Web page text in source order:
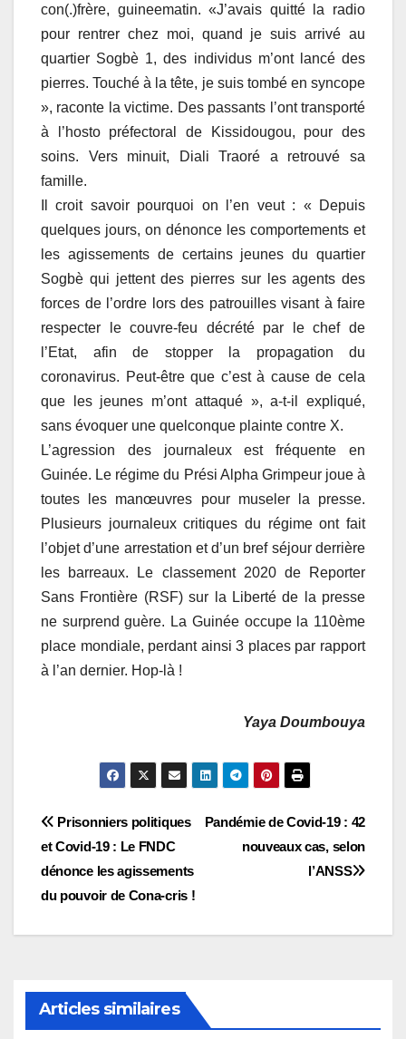
con(.)frère, guineematin. «J’avais quitté la radio
pour rentrer chez moi, quand je suis arrivé au
quartier Sogbè 1, des individus m’ont lancé des
pierres. Touché à la tête, je suis tombé en syncope
», raconte la victime. Des passants l’ont transporté
à l’hosto préfectoral de Kissidougou, pour des
soins. Vers minuit, Diali Traoré a retrouvé sa
famille.
Il croit savoir pourquoi on l’en veut : « Depuis
quelques jours, on dénonce les comportements et
les agissements de certains jeunes du quartier
Sogbè qui jettent des pierres sur les agents des
forces de l’ordre lors des patrouilles visant à faire
respecter le couvre-feu décrété par le chef de
l’Etat, afin de stopper la propagation du
coronavirus. Peut-être que c’est à cause de cela
que les jeunes m’ont attaqué », a-t-il expliqué,
sans évoquer une quelconque plainte contre X.
L’agression des journaleux est fréquente en
Guinée. Le régime du Prési Alpha Grimpeur joue à
toutes les manœuvres pour museler la presse.
Plusieurs journaleux critiques du régime ont fait
l’objet d’une arrestation et d’un bref séjour derrière
les barreaux. Le classement 2020 de Reporter
Sans Frontière (RSF) sur la Liberté de la presse
ne surprend guère. La Guinée occupe la 110ème
place mondiale, perdant ainsi 3 places par rapport
à l’an dernier. Hop-là !
Yaya Doumbouya
Navigation
de
l’article
Pandémie de Covid-19 : 42
nouveaux cas, selon
l’ANSS
Prisonniers politiques
et Covid-19 : Le FNDC
dénonce les agissements
du pouvoir de Cona-cris !
Articles similaires